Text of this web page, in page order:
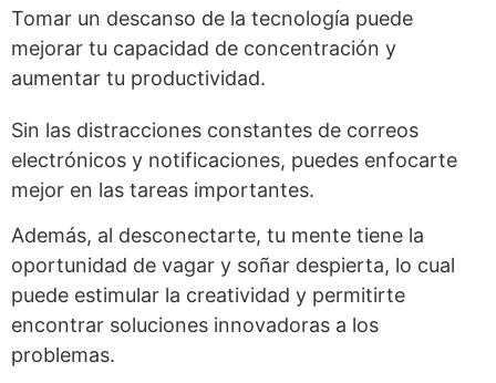
Tomar un descanso de la tecnología puede
mejorar tu capacidad de concentración y
aumentar tu productividad.
Sin las distracciones constantes de correos
electrónicos y notificaciones, puedes enfocarte
mejor en las tareas importantes.
Además, al desconectarte, tu mente tiene la
oportunidad de vagar y soñar despierta, lo cual
puede estimular la creatividad y permitirte
encontrar soluciones innovadoras a los
problemas.